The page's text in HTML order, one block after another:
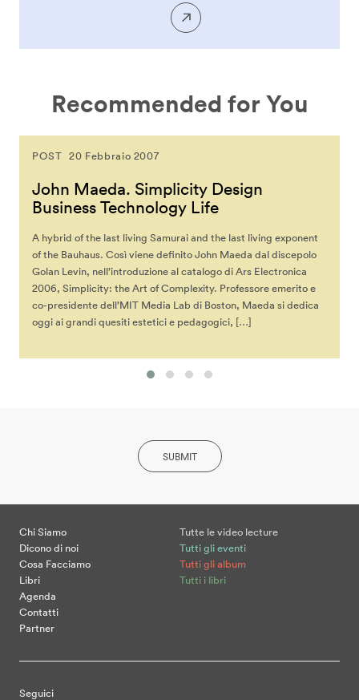
Recommended for You
POST 20 Febbraio 2007
John Maeda. Simplicity Design
Business Technology Life
A hybrid of the last living Samurai and the last living exponent
of the Bauhaus. Così viene definito John Maeda dal discepolo
Golan Levin, nell’introduzione al catalogo di Ars Electronica
2006, Simplicity: the Art of Complexity. Professore emerito e
co-presidente dell’MIT Media Lab di Boston, Maeda si dedica
oggi ai grandi quesiti estetici e pedagogici, […]
SUBMIT
Chi Siamo
Dicono di noi
Cosa Facciamo
Libri
Agenda
Contatti
Partner
Tutte le video lecture
Tutti gli eventi
Tutti gli album
Tutti i libri
Seguici